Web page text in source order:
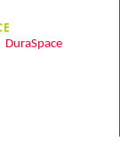
DuraSpace